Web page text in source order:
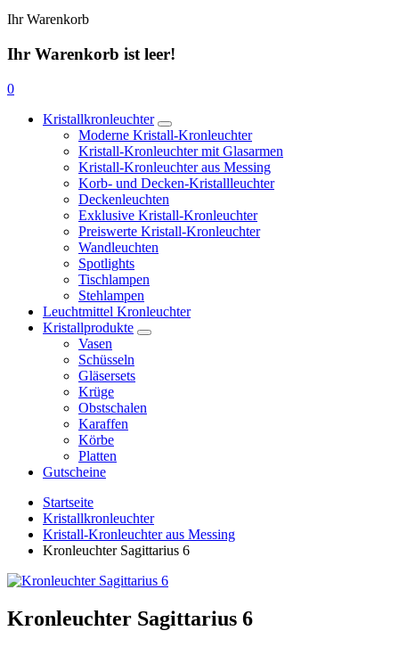
Ihr Warenkorb
Ihr Warenkorb ist leer!
0
Kristallkronleuchter
Moderne Kristall-Kronleuchter
Kristall-Kronleuchter mit Glasarmen
Kristall-Kronleuchter aus Messing
Korb- und Decken-Kristallleuchter
Deckenleuchten
Exklusive Kristall-Kronleuchter
Preiswerte Kristall-Kronleuchter
Wandleuchten
Spotlights
Tischlampen
Stehlampen
Leuchtmittel Kronleuchter
Kristallprodukte
Vasen
Schüsseln
Gläsersets
Krüge
Obstschalen
Karaffen
Körbe
Platten
Gutscheine
Startseite
Kristallkronleuchter
Kristall-Kronleuchter aus Messing
Kronleuchter Sagittarius 6
Kronleuchter Sagittarius 6